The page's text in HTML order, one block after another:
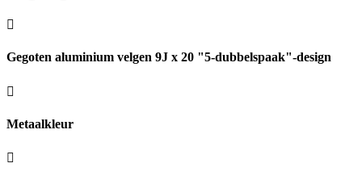
Gegoten aluminium velgen 9J x 20 "5-dubbelspaak"-design
Metaalkleur